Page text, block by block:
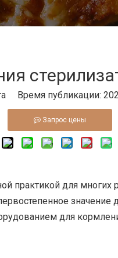
Время публикации:
Запрос цены
практикой для многих
для